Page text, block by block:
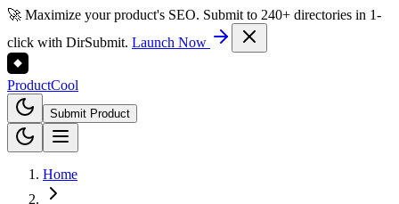
🚀 Maximize your product's SEO. Submit to 240+ directories in 1-
click with DirSubmit. Launch Now
ProductCool
Submit Product
Home